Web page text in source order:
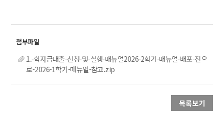
1.-학자금대출-신청-및-실행-매뉴얼2026-2학기-매뉴얼-배포-전으
로-2026-1학기-매뉴얼-참고.zip
목록보기